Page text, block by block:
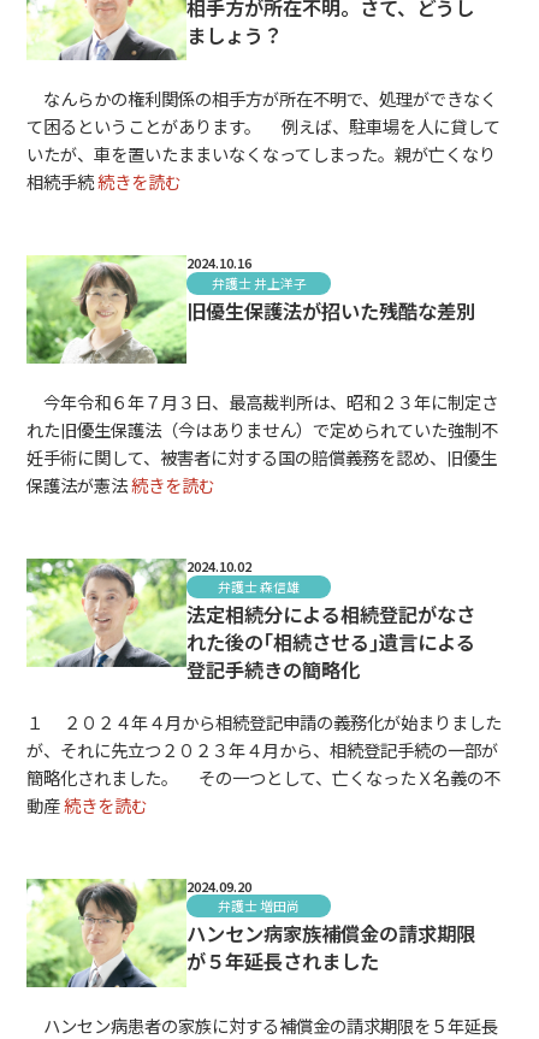
相手方が所在不明。さて、どうし
ましょう？
なんらかの権利関係の相手方が所在不明で、処理ができなく
て困るということがあります。 例えば、駐車場を人に貸して
いたが、車を置いたままいなくなってしまった。親が亡くなり
相続手続続きを読む
2024.10.16
弁護士 井上洋子
旧優生保護法が招いた残酷な差別
今年令和６年７月３日、最高裁判所は、昭和２３年に制定さ
れた旧優生保護法（今はありません）で定められていた強制不
妊手術に関して、被害者に対する国の賠償義務を認め、旧優生
保護法が憲法続きを読む
2024.10.02
弁護士 森信雄
法定相続分による相続登記がなさ
れた後の｢相続させる｣遺言による
登記手続きの簡略化
１ ２０２４年４月から相続登記申請の義務化が始まりました
が、それに先立つ２０２３年４月から、相続登記手続の一部が
簡略化されました。 その一つとして、亡くなったＸ名義の不
動産続きを読む
2024.09.20
弁護士 増田尚
ハンセン病家族補償金の請求期限
が５年延長されました
ハンセン病患者の家族に対する補償金の請求期限を５年延長